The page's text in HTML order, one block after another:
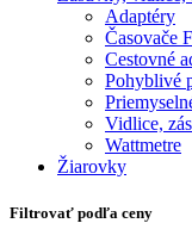
Adaptéry
Časovače
Cestovné
Pohyblivé
Vidlice,
Wattmetre
Žiarovky
Filtrovať podľa ceny